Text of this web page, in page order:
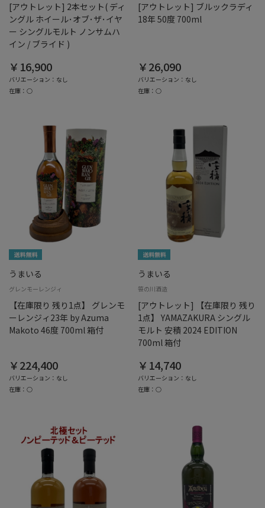
[アウトレット] 2本セット( ディ
ングル ホイール･オブ･ザ･イヤ
ー シングルモルト ノンサムハ
イン / ブライド )
￥16,900
バリエーション：なし
在庫：○
[アウトレット] ブルックラディ
18年 50度 700ml
￥26,090
バリエーション：なし
在庫：○
うまいる
グレンモーレンジィ
【在庫限り 残り1点】 グレンモ
ーレンジィ23年 by Azuma
Makoto 46度 700ml 箱付
￥224,400
バリエーション：なし
在庫：○
うまいる
笹の川酒造
[アウトレット] 【在庫限り 残り
1点】 YAMAZAKURA シングル
モルト 安積 2024 EDITION
700ml 箱付
￥14,740
バリエーション：なし
在庫：○